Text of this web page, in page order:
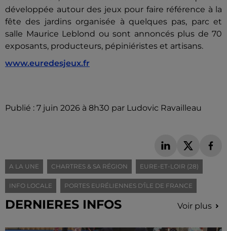
développée autour des jeux pour faire référence à la
fête des jardins organisée à quelques pas, parc et
salle Maurice Leblond ou sont annoncés plus de 70
exposants, producteurs, pépiniéristes et artisans.
www.euredesjeux.fr
Publié : 7 juin 2026 à 8h30 par Ludovic Ravailleau
A LA UNE CHARTRES & SA RÉGION EURE-ET-LOIR (28)
INFO LOCALE PORTES EURÉLIENNES D'ÎLE DE FRANCE
DERNIERES INFOS Voir plus